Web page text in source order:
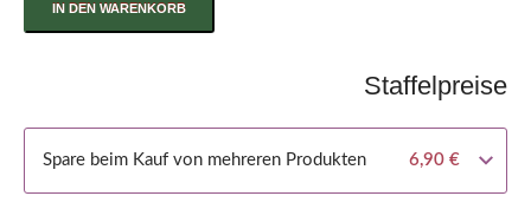
IN DEN WARENKORB
Staffelpreise
Spare beim Kauf von mehreren Produkten 6,90 €